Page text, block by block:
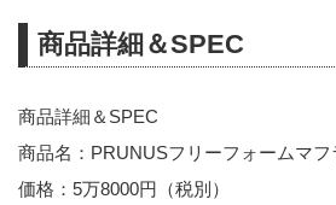
商品詳細＆SPEC
商品詳細＆SPEC
商品名：PRUNUSフリーフォームマ
価格：5万8000円（税別）